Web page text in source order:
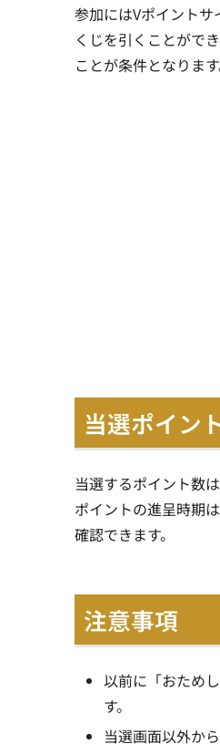
参加にはVポイント
くじを引くことがで
ことが条件となります
当選ポイン
当選するポイント数
ポイントの進呈時期
確認できます。
注意事項
以前に「おため
す。
当選画面以外か